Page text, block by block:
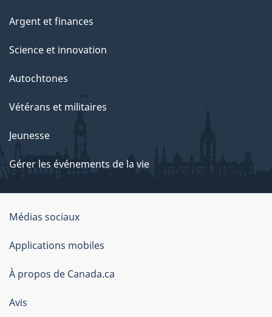
Argent et finances
Science et innovation
Autochtones
Vétérans et militaires
Jeunesse
Gérer les événements de la vie
Organisation
du
gouvernement
du
Canada
Médias sociaux
Applications mobiles
À propos de Canada.ca
Avis